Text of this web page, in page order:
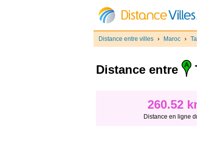
Distance entre villes › Maroc ›
Distance entre
260.52
Distance en ligne